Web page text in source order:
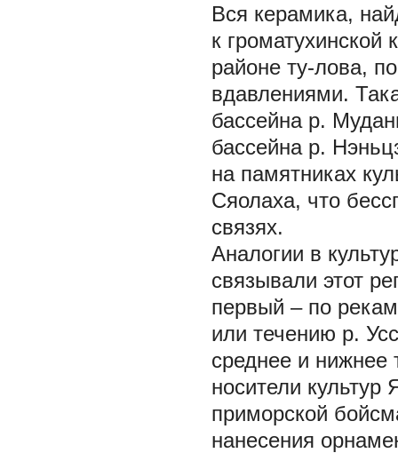
Вся керамика,
к громатухинской
районе ту-лова,
вдавлениями.
бассейна р.
бассейна р.
на памятниках
Сяолаха, что
связях.
Аналогии в
связывали этот
первый – по
или течению р.
среднее и нижнее
носители
приморской
нанесения